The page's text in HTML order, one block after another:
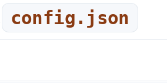
config.json